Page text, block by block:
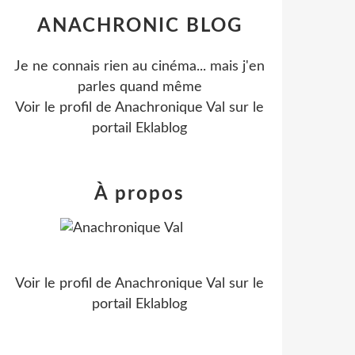
ANACHRONIC BLOG
Je ne connais rien au cinéma... mais j'en
parles quand même
Voir le profil de Anachronique Val sur le
portail Eklablog
À propos
Voir le profil de Anachronique Val sur le
portail Eklablog